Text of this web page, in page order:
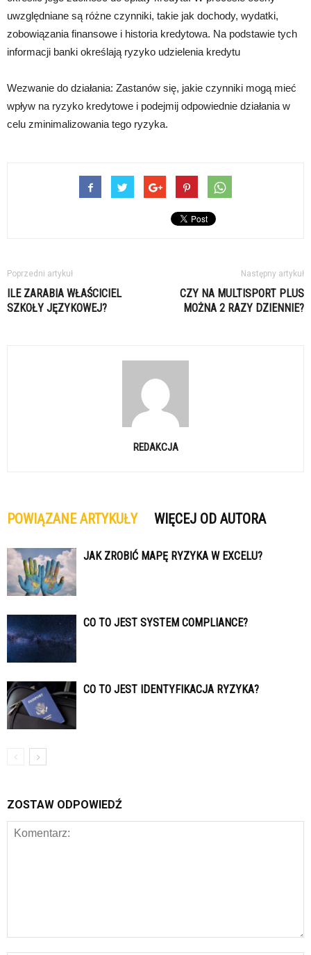
uwzględniane są różne czynniki, takie jak dochody, wydatki,
zobowiązania finansowe i historia kredytowa. Na podstawie tych
informacji banki określają ryzyko udzielenia kredytu
Wezwanie do działania: Zastanów się, jakie czynniki mogą mieć
wpływ na ryzyko kredytowe i podejmij odpowiednie działania w
celu zminimalizowania tego ryzyka.
Poprzedni artykuł
ILE ZARABIA WŁAŚCICIEL
SZKOŁY JĘZYKOWEJ?
Następny artykuł
CZY NA MULTISPORT PLUS
MOŻNA 2 RAZY DZIENNIE?
REDAKCJA
POWIĄZANE ARTYKUŁY WIĘCEJ OD AUTORA
JAK ZROBIĆ MAPĘ RYZYKA W EXCELU?
CO TO JEST SYSTEM COMPLIANCE?
CO TO JEST IDENTYFIKACJA RYZYKA?
ZOSTAW ODPOWIEDŹ